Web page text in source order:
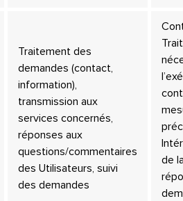
Traitement des
demandes (contact,
information),
transmission aux
services concernés,
réponses aux
questions/commentaires
des Utilisateurs, suivi
des demandes
de